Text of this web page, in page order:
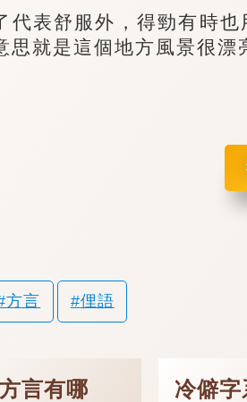
舒服外，得勁有時也
思就是這個地方風景很漂
方言 俚語
言有哪
冷僻字